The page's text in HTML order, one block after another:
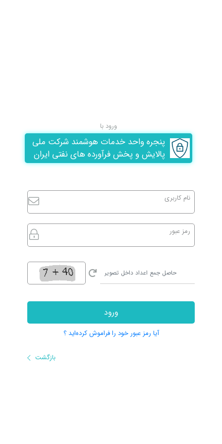
نام کاربری
رمز عبور
ورود
آیا رمز عبور خود را فراموش کرده‌اید ؟
بازگشت
ورود با
پنجره واحد خدمات هوشمند شرکت ملی
پالایش و پخش فرآورده های نفتی ایران